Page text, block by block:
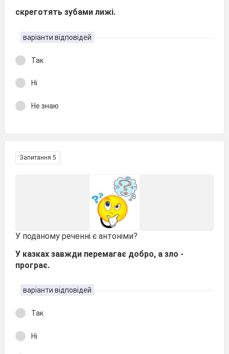
скреготять зубами лижі.
варіанти відповідей
Так
Ні
Не знаю
Запитання 5
У поданому реченні є антоніми?
У казках завжди перемагає добро, а зло -
програє.
варіанти відповідей
Так
Ні